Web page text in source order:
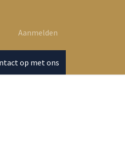
Aanmelden
op met ons